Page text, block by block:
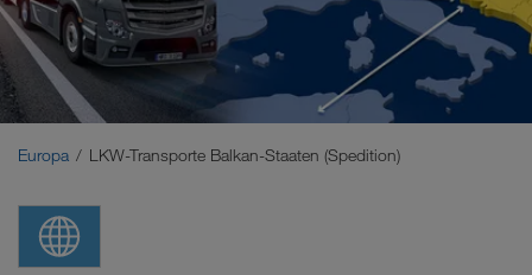
Russland
Naher Osten
Europa LKW-Transporte Balkan-Staaten (Spedition)